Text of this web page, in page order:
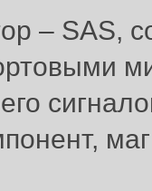
– SAS,